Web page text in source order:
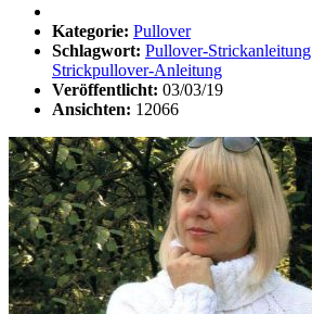
Kategorie: Pullover
Schlagwort: Pullover-Strickanleitung
Strickpullover-Anleitung
Veröffentlicht: 03/03/19
Ansichten: 12066